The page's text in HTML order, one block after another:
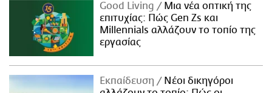
Good Living
Μια νέα οπτική της
επιτυχίας: Πώς Gen Zs και
Millennials αλλάζουν το τοπίο της
εργασίας
Εκπαίδευση
Νέοι δικηγόροι